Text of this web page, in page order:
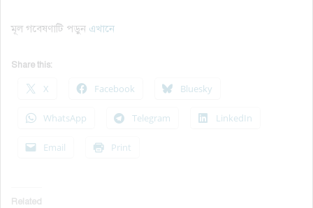
মূল গবেষণাটি পড়ুন এখানে
Share this:
X Facebook Bluesky
WhatsApp Telegram LinkedIn
Email Print
Related